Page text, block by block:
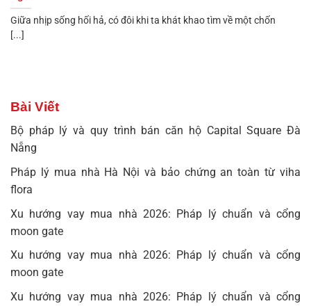
Giữa nhịp sống hối hả, có đôi khi ta khát khao tìm về một chốn
[...]
Bài Viết
Bộ pháp lý và quy trình bán căn hộ Capital Square Đà
Nẵng
Pháp lý mua nhà Hà Nội và bảo chứng an toàn từ viha
flora
Xu hướng vay mua nhà 2026: Pháp lý chuẩn và cổng
moon gate
Xu hướng vay mua nhà 2026: Pháp lý chuẩn và cổng
moon gate
Xu hướng vay mua nhà 2026: Pháp lý chuẩn và cổng